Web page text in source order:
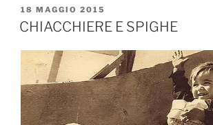
e
b
o
o
k
er
PUBBLICATO
IL
18 MAGGIO 2015
CHIACCHIERE E SPIGHE